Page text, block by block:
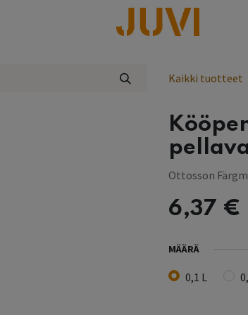
Kaikki tuotteet
Ottosson
6,37 €
MÄÄRÄ
0,1 L